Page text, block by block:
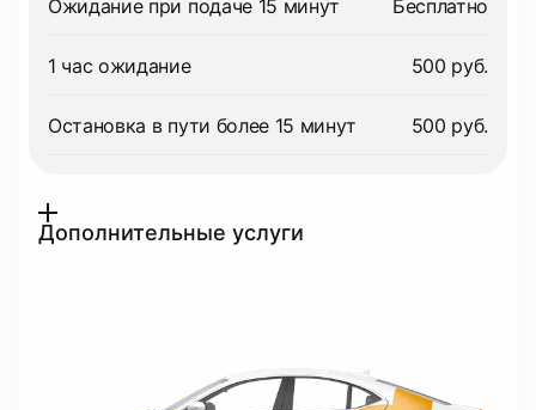
Ожидание при подаче 15 минут Бесплатно
1 час ожидание 500 руб.
Остановка в пути более 15 минут 500 руб.
Дополнительные услуги